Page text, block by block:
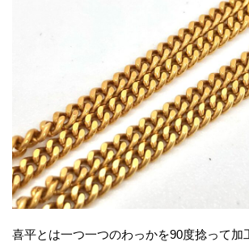
喜平とは一つ一つのわっかを90度捻って加